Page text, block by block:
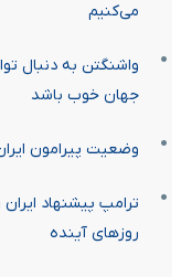
می‌کنیم
واشنگتن به دنبال
جهان خوب باشد
وضعیت پیرامون
ترامپ پیشنهاد
روزهای آینده